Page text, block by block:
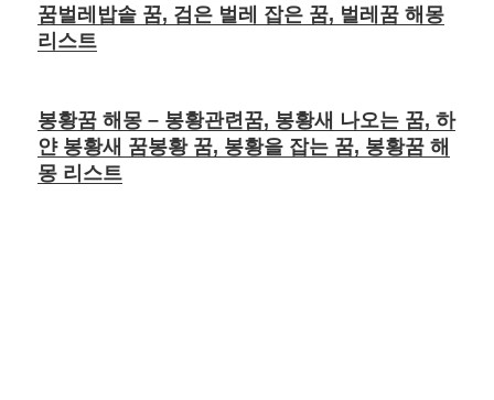
꿈벌레밥솥 꿈, 검은 벌레 잡은 꿈, 벌레꿈 해몽
리스트
봉황꿈 해몽 – 봉황관련꿈, 봉황새 나오는 꿈, 하
얀 봉황새 꿈봉황 꿈, 봉황을 잡는 꿈, 봉황꿈 해
몽 리스트